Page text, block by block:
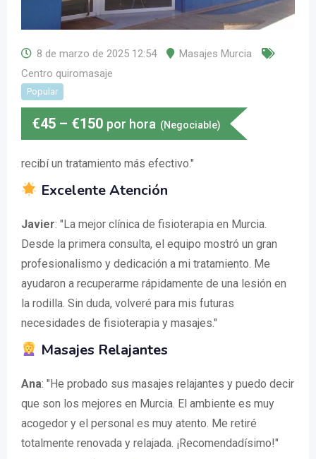
8 de marzo de 2025 12:54
Masajes Murcia
Centro quiromasaje
Popular
€45 – €150 por hora (Negociable)
recibí un tratamiento más efectivo."
Excelente Atención
Javier: "La mejor clínica de fisioterapia en Murcia.
Desde la primera consulta, el equipo mostró un gran
profesionalismo y dedicación a mi tratamiento. Me
ayudaron a recuperarme rápidamente de una lesión en
la rodilla. Sin duda, volveré para mis futuras
necesidades de fisioterapia y masajes."
Masajes Relajantes
Ana: "He probado sus masajes relajantes y puedo decir
que son los mejores en Murcia. El ambiente es muy
acogedor y el personal es muy atento. Me retiré
totalmente renovada y relajada. ¡Recomendadísimo!"